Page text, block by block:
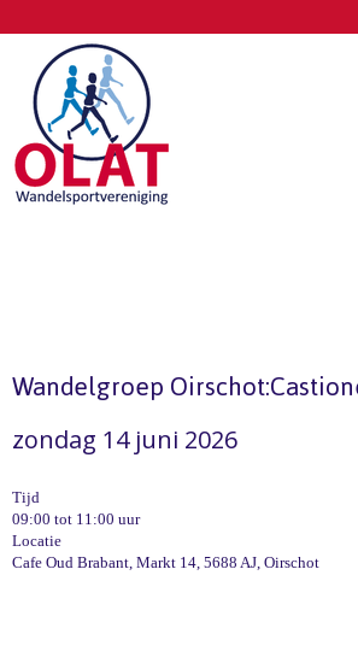
Wandelgroep
zondag 14 juni 2026
Tijd
09:00 tot 11:00 uur
Locatie
Cafe Oud Brabant, Markt 14, 5688 AJ, Oirschot